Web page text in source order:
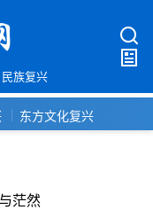
民族复兴
东方文化复兴
茫然